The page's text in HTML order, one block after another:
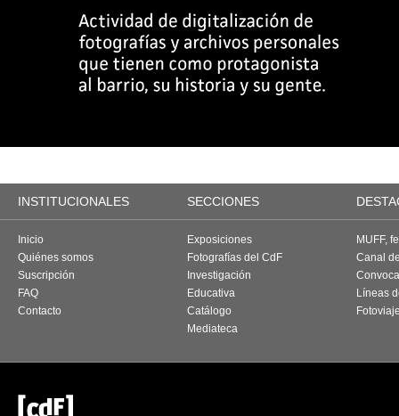
INSTITUCIONALES SECCIONES
Inicio
Quiénes somos
Suscripción
FAQ
Contacto
Exposiciones
Fotografías del CdF
Investigación
Educativa
Catálogo
Mediateca
MUFF,
Canal
Líneas